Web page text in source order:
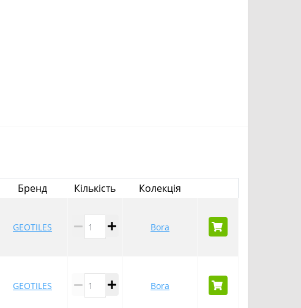
Бренд Кількість Колекція
GEOTILES Bora
GEOTILES Bora